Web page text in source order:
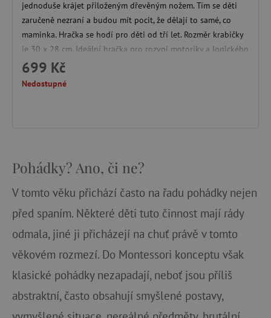
jednoduše krájet přiloženým dřevěným nožem. Tím se děti
zaručeně nezraní a budou mít pocit, že dělají to samé, co
maminka. Hračka se hodí pro děti od tří let. Rozměr krabičky
je 30 x 28 cm. Ideální hračka pro rozvoj motoriky a logického
myšlení.
699 Kč
Nedostupné
Pohádky? Ano, či ne?
V tomto věku přichází často na řadu pohádky nejen
před spaním. Některé děti tuto činnost mají rády
odmala, jiné ji přicházejí na chuť právě v tomto
věkovém rozmezí. Do Montessori konceptu však
klasické pohádky nezapadají, neboť jsou příliš
abstraktní, často obsahují smyšlené postavy,